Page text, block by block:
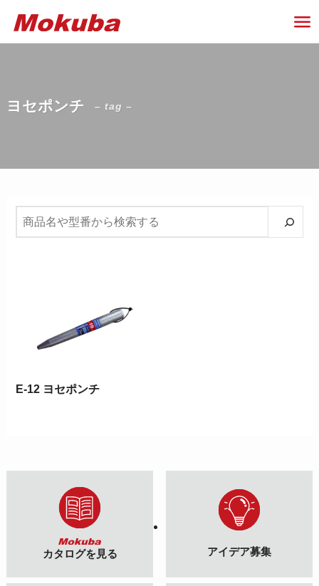
ヨセポンチ – tag –
E-12 ヨセポンチ
カタログを見る アイデア募集